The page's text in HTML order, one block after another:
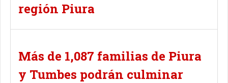
región Piura
Más de 1,087 familias de Piura
y Tumbes podrán culminar